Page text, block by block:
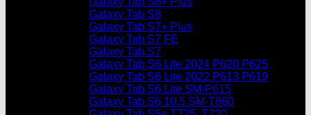
Galaxy Tab S8
Galaxy Tab S7+ Plus
Galaxy Tab S7 FE
Galaxy Tab S7
Galaxy Tab S6 Lite 2024 P620 P625
Galaxy Tab S6 Lite 2022 P613 P619
Galaxy Tab S6 Lite SM-P615
Galaxy Tab S6 10.5 SM-T860